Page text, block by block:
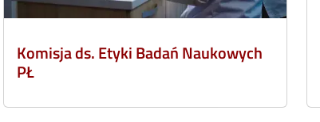
Komisja ds. Etyki Badań Naukowych
PŁ